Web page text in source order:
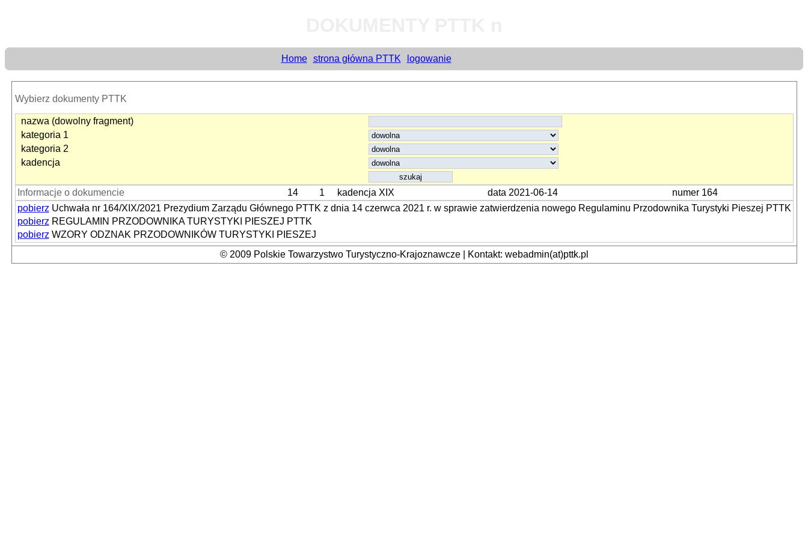
Home strona główna PTTK logowanie
Wybierz dokumenty PTTK
nazwa (dowolny fragment)
kategoria 1
kategoria 2
kadencja
Informacje o dokumencie 14 1 kadencja XIX data 2021-06-14
numer 164
pobierz Uchwała nr 164/XIX/2021 Prezydium Zarządu Głównego PTTK z dnia 14 czerwca 2021 r. w sprawie zatwierdzenia nowego Regulaminu Przodownika Turystyki Pieszej PTTK
pobierz REGULAMIN PRZODOWNIKA TURYSTYKI PIESZEJ PTTK
pobierz WZORY ODZNAK PRZODOWNIKÓW TURYSTYKI PIESZEJ
© 2009 Polskie Towarzystwo Turystyczno-Krajoznawcze | Kontakt: webadmin(at)pttk.pl